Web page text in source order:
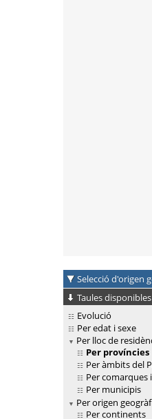
Selecció d'origen
Taules disponibles
Evolució
Per edat i sexe
Per lloc de
Per províncies
Per àmbits del
Per comarques
Per municipis
Per origen
Per continents